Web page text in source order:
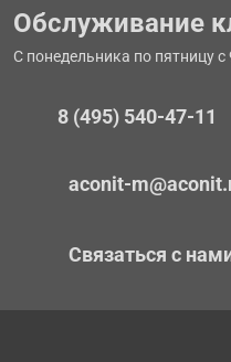
Обслуживание
С понедельника по пятницу
8 (495) 540-47-11
aconit-
Связаться с